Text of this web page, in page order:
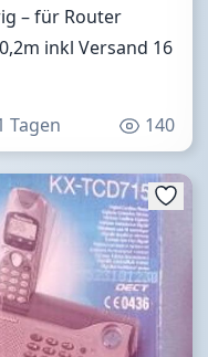
– für Router
inkl Versand 16
Tagen 140